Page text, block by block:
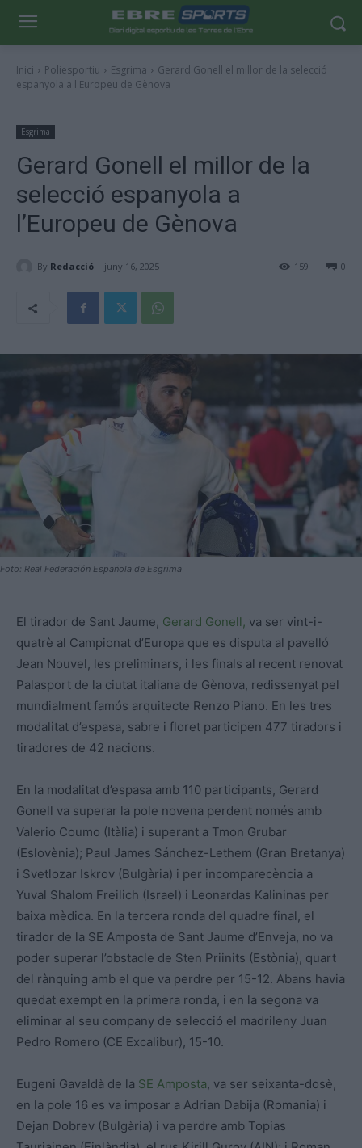
Inici Poliesportiu Esgrima
Gerard Gonell el millor de la selecció
espanyola a l'Europeu de Gènova
Esgrima
Gerard Gonell el millor de la
selecció espanyola a
l’Europeu de Gènova
By Redacció juny 16, 2025 0
159
Foto: Real Federación Española de Esgrima
El tirador de Sant Jaume, Gerard Gonell, va ser vint-i-
quatrè al Campionat d’Europa que es disputa al pavelló
Jean Nouvel, les preliminars, i les finals al recent renovat
Palasport de la ciutat italiana de Gènova, redissenyat pel
mundialment famós arquitecte Renzo Piano. En les tres
modalitat d’espasa, sabre i floret participen 477 tiradors i
tiradores de 42 nacions.
En la modalitat d’espasa amb 110 participants, Gerard
Gonell va superar la pole novena perdent només amb
Valerio Coumo (Itàlia) i superant a Tmon Grubar
(Eslovènia); Paul James Sánchez-Lethem (Gran Bretanya)
i Svetlozar Iskrov (Bulgària) i per incomparecència a
Yuval Shalom Freilich (Israel) i Leonardas Kalininas per
baixa mèdica. En la tercera ronda del quadre final, el
tirador de la SE Amposta de Sant Jaume d’Enveja, no va
poder superar l’obstacle de Sten Priinits (Estònia), quart
del rànquing amb el que va perdre per 15-12. Abans havia
quedat exempt en la primera ronda, i en la segona va
eliminar al seu company de selecció el madrileny Juan
Pedro Romero (CE Excalibur), 15-10.
Eugeni Gavaldà de la SE Amposta, va ser seixanta-dosè,
en la pole 16 es va imposar a Adrian Dabija (Romania) i
Dejan Dobrev (Bulgària) i va perdre amb Topias